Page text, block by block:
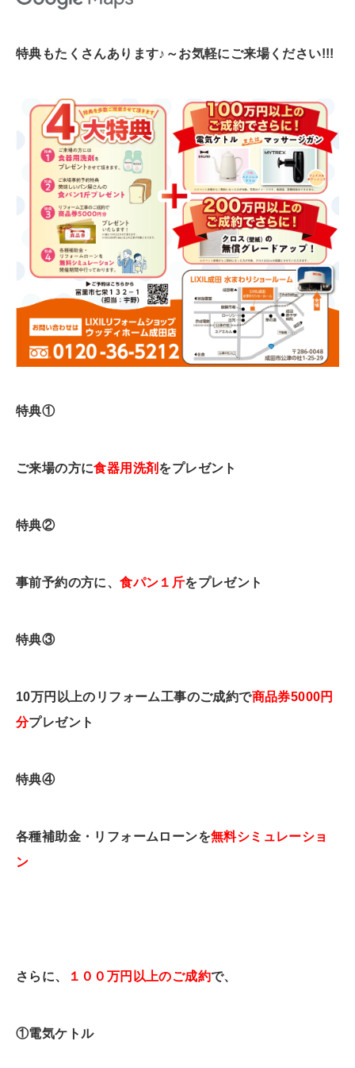
特典もたくさんあります♪～お気軽にご来場ください!!!
特典①
ご来場の方に食器用洗剤 をプレゼント
特典②
事前予約の方に、食パン１斤をプレゼント
特典③
10万円以上のリフォーム工事のご成約で商品券5000円
分プレゼント
特典④
各種補助金・リフォームローンを無料シミュレーショ
ン
さらに、 １００万円以上のご成約で、
①電気ケトル